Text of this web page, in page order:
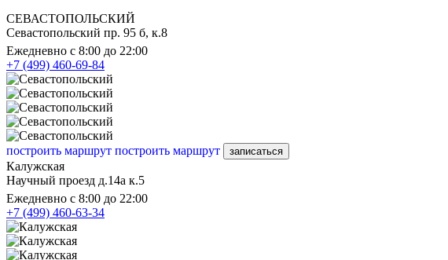
СЕВАСТОПОЛЬСКИЙ
Севастопольский пр. 95 б, к.8
Ежедневно с 8:00 до 22:00
+7 (499) 460-69-84
построить маршрут построить маршрут записаться
Калужская
Научный проезд д.14а к.5
Ежедневно с 8:00 до 22:00
+7 (499) 460-63-34